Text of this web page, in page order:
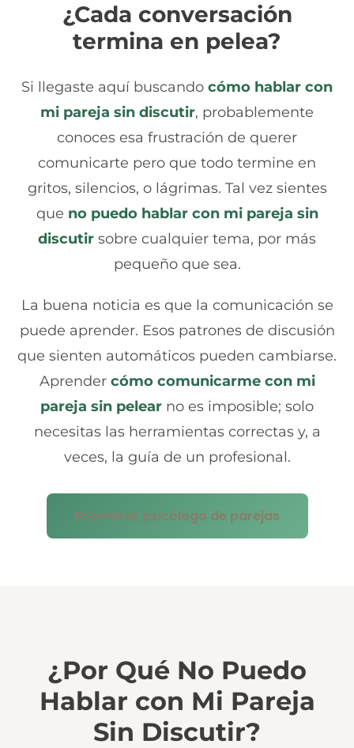
¿Cada conversación
termina en pelea?
Si llegaste aquí buscando cómo hablar con
mi pareja sin discutir, probablemente
conoces esa frustración de querer
comunicarte pero que todo termine en
gritos, silencios, o lágrimas. Tal vez sientes
que no puedo hablar con mi pareja sin
discutir sobre cualquier tema, por más
pequeño que sea.
La buena noticia es que la comunicación se
puede aprender. Esos patrones de discusión
que sienten automáticos pueden cambiarse.
Aprender cómo comunicarme con mi
pareja sin pelear no es imposible; solo
necesitas las herramientas correctas y, a
veces, la guía de un profesional.
Encontrar psicólogo de parejas
¿Por Qué No Puedo
Hablar con Mi Pareja
Sin Discutir?